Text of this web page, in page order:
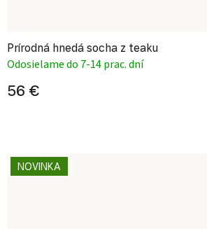
Prírodná hnedá socha z teaku
Odosielame do 7-14 prac. dní
56 €
NOVINKA